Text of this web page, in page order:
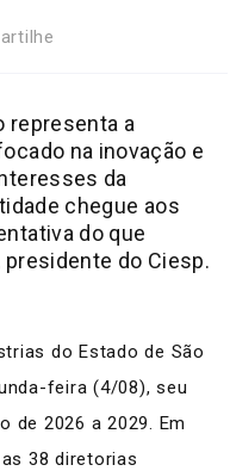
representa a
na inovação e
da
chegue aos
do que
presidente do Ciesp.
do Estado de São
feira (4/08), seu
de 2026 a 2029. Em
38 diretorias